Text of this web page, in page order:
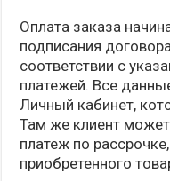
Оплата заказа
подписания
соответствии с
платежей. Все
Личный кабинет,
Там же клиент
платеж по
приобретенного